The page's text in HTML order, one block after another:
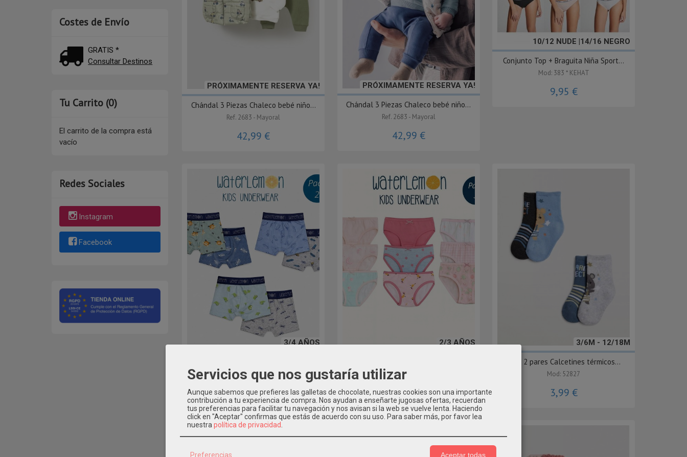
Costes de Envío
GRATIS *
Consultar Destinos
Tu Carrito (0)
El carrito de la compra está
vacío
Redes Sociales
Instagram
Facebook
PRÓXIMAMENTE RESERVA YA!
Chándal 3 Piezas Chaleco bebé niño...
Ref. 2683 - Mayoral
42,99 €
PRÓXIMAMENTE RESERVA YA!
Chándal 3 Piezas Chaleco bebé niño...
Ref. 2683 - Mayoral
42,99 €
10/12 NUDE |14/16 NEGRO
Conjunto Top + Braguita Niña Sport...
Mod: 383 * KEHAT
9,95 €
3/4 AÑOS
8,95 €
2/3 AÑOS
Mod: 100-101
9,50 €
3/6M - 12/18M
Pack 2 pares Calcetines térmicos...
Mod: 52827
3,99 €
Servicios que nos gustaría utilizar
Aunque sabemos que prefieres las galletas de chocolate, nuestras cookies son una importante
contribución a tu experiencia de compra. Nos ayudan a enseñarte jugosas ofertas, recuerdan
tus preferencias para facilitar tu navegación y nos avisan si la web se vuelve lenta. Haciendo
click en "Aceptar" confirmas que estás de acuerdo con su uso. Para saber más, por favor lea
nuestra política de privacidad
Preferencias Aceptar todas